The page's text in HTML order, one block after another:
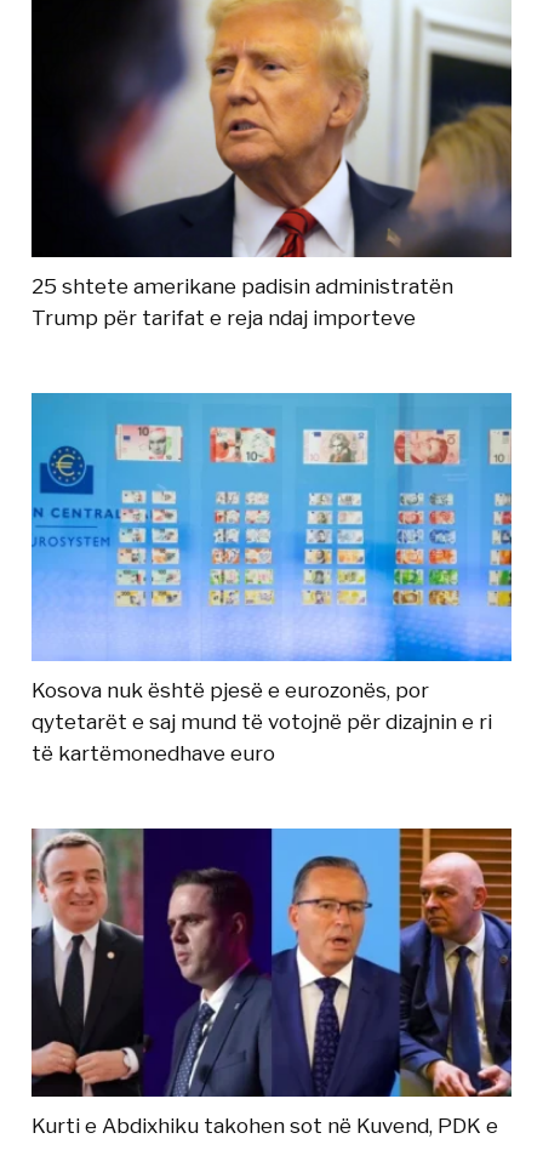
25 shtete amerikane padisin administratën
Trump për tarifat e reja ndaj importeve
Kosova nuk është pjesë e eurozonës, por
qytetarët e saj mund të votojnë për dizajnin e ri
të kartëmonedhave euro
Kurti e Abdixhiku takohen sot në Kuvend, PDK e